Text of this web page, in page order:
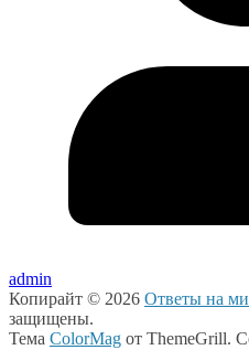
admin
Копирайт © 2026 Ответы на
защищены.
Тема ColorMag от ThemeGrill.